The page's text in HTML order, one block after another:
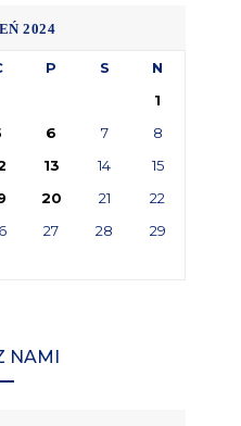
2024
P S
N
1
6 7
8
13 14
15
20 21
22
27 28
29
NAMI